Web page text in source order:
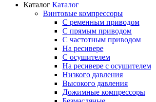
Каталог Каталог
Винтовые компрессоры
С ременным приводом
С прямым приводом
С частотным приводом
На ресивере
С осушителем
На ресивере с осушителем
Низкого давления
Высокого давления
Дожимные компрессоры